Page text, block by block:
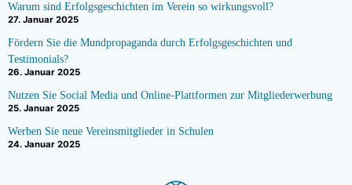
Warum sind Erfolgsgeschichten im Verein so wirkungsvoll?
27. Januar 2025
Fördern Sie die Mundpropaganda durch Erfolgsgeschichten und
Testimonials?
26. Januar 2025
Nutzen Sie Social Media und Online-Plattformen zur Mitgliederwerbung
25. Januar 2025
Werben Sie neue Vereinsmitglieder in Schulen
24. Januar 2025